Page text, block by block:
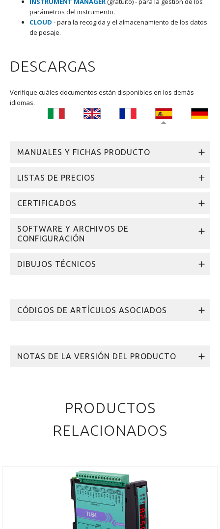
parámetros del instrumento.
CLOUD - para la recogida y el almacenamiento de los datos
de pesaje.
DESCARGAS
Verifique cuáles documentos están disponibles en los demás
idiomas.
MANUALES Y FICHAS PRODUCTO
LISTAS DE PRECIOS
CERTIFICADOS
SOFTWARE Y ARCHIVOS DE
CONFIGURACIÓN
DIBUJOS TÉCNICOS
CÓDIGOS DE ARTÍCULOS ASOCIADOS
NOTAS DE LA VERSIÓN DEL PRODUCTO
PRODUCTOS
RELACIONADOS